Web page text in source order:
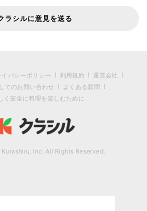
ラシルに意見を送る
イバシーポリシー 利用規約
運営会社
てのお問い合わせ
よくある質問
く安全に料理を楽しむために
Inc. All Rights Reserved.